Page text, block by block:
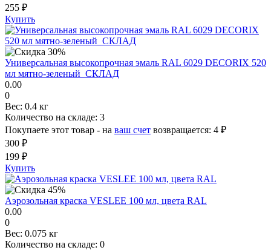
255 ₽
Купить
Универсальная высокопрочная эмаль RAL 6029 DECORIX 520
мл мятно-зеленый_СКЛАД
0.00
0
Вес: 0.4 кг
Количество на складе: 3
Покупаете этот товар - на ваш счет возвращается: 4 ₽
300 ₽
199 ₽
Купить
Аэрозольная краска VESLEE 100 мл, цвета RAL
0.00
0
Вес: 0.075 кг
Количество на складе: 0